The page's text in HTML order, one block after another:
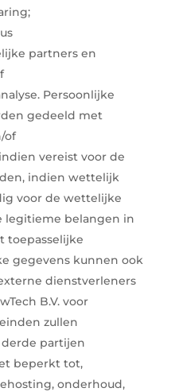
partners en
Persoonlijke
gedeeld met
of
vereist voor de
indien wettelijk
voor de wettelijke
legitieme belangen in
toepasselijke
gegevens kunnen ook
dienstverleners
B.V. voor
zullen
partijen
beperkt tot,
onderhoud,